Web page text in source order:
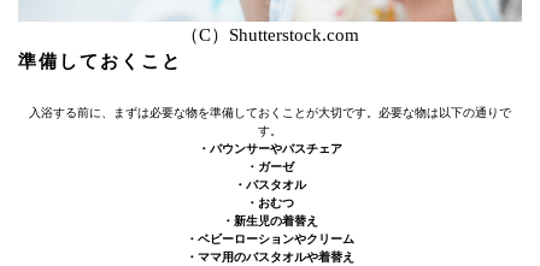
（C）Shutterstock.com
準備しておくこと
入浴する前に、まずは必要な物を準備しておくことが大切です。必要な物は以下の通りで
す。
・バウンサーやバスチェア
・ガーゼ
・バスタオル
・おむつ
・新生児の着替え
・ベビーローションやクリーム
・ママ用のバスタオルや着替え